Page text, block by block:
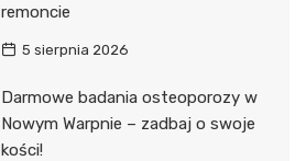
remoncie
5 sierpnia 2026
Darmowe badania osteoporozy w
Nowym Warpnie – zadbaj o swoje
kości!